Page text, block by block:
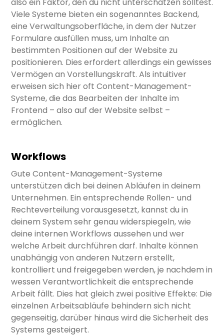
Viele Systeme bieten ein sogenanntes Backend,
eine Verwaltungsoberfläche, in dem der Nutzer
Formulare ausfüllen muss, um Inhalte an
bestimmten Positionen auf der Website zu
positionieren. Dies erfordert allerdings ein gewisses
Vermögen an Vorstellungskraft. Als intuitiver
erweisen sich hier oft Content-Management-
Systeme, die das Bearbeiten der Inhalte im
Frontend – also auf der Website selbst –
ermöglichen.
Workflows
Gute Content-Management-Systeme
unterstützen dich bei deinen Abläufen in deinem
Unternehmen. Ein entsprechende Rollen- und
Rechteverteilung vorausgesetzt, kannst du in
deinem System sehr genau widerspiegeln, wie
deine internen Workflows aussehen und wer
welche Arbeit durchführen darf. Inhalte können
unabhängig von anderen Nutzern erstellt,
kontrolliert und freigegeben werden, je nachdem in
wessen Verantwortlichkeit die entsprechende
Arbeit fällt. Dies hat gleich zwei positive Effekte: Die
einzelnen Arbeitsabläufe behindern sich nicht
gegenseitig, darüber hinaus wird die Sicherheit des
Systems gesteigert.